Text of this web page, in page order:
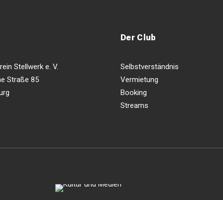
Stellwerk e. V.
Straße 85
Der Club
Selbstverständnis
Vermietung
Booking
Streams